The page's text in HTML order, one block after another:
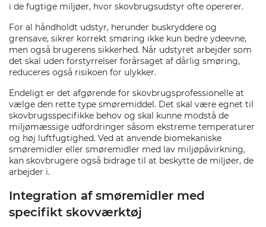
i de fugtige miljøer, hvor skovbrugsudstyr ofte opererer.
For al håndholdt udstyr, herunder buskryddere og
grensave, sikrer korrekt smøring ikke kun bedre ydeevne,
men også brugerens sikkerhed. Når udstyret arbejder som
det skal uden forstyrrelser forårsaget af dårlig smøring,
reduceres også risikoen for ulykker.
Endeligt er det afgørende for skovbrugsprofessionelle at
vælge den rette type smøremiddel. Det skal være egnet til
skovbrugsspecifikke behov og skal kunne modstå de
miljømæssige udfordringer såsom ekstreme temperaturer
og høj luftfugtighed. Ved at anvende biomekaniske
smøremidler eller smøremidler med lav miljøpåvirkning,
kan skovbrugere også bidrage til at beskytte de miljøer, de
arbejder i.
Integration af smøremidler med
specifikt skovværktøj